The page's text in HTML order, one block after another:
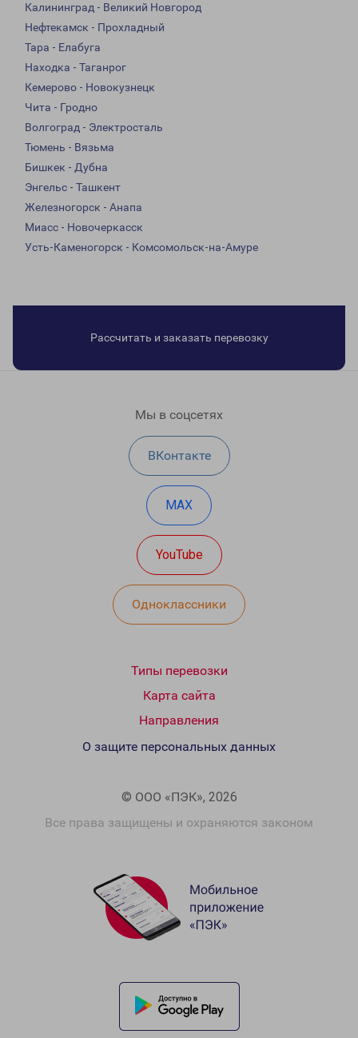
Калининград - Великий Новгород
Нефтекамск - Прохладный
Тара - Елабуга
Находка - Таганрог
Кемерово - Новокузнецк
Чита - Гродно
Волгоград - Электросталь
Тюмень - Вязьма
Бишкек - Дубна
Энгельс - Ташкент
Железногорск - Анапа
Миасс - Новочеркасск
Усть-Каменогорск - Комсомольск-на-Амуре
Рассчитать и заказать перевозку
Мы в соцсетях
ВКонтакте
MAX
YouTube
Одноклассники
Типы перевозки
Карта сайта
Направления
© ООО «ПЭК», 2026
Все права защищены и охраняются законом
О защите персональных данных